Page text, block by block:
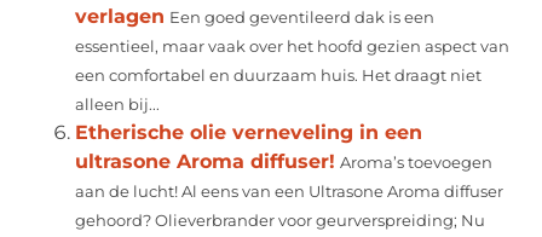
verlagen Een goed geventileerd dak is een
essentieel, maar vaak over het hoofd gezien aspect van
een comfortabel en duurzaam huis. Het draagt niet
alleen bij...
Etherische olie verneveling in een
ultrasone Aroma diffuser! Aroma’s toevoegen
aan de lucht! Al eens van een Ultrasone Aroma diffuser
gehoord? Olieverbrander voor geurverspreiding; Nu